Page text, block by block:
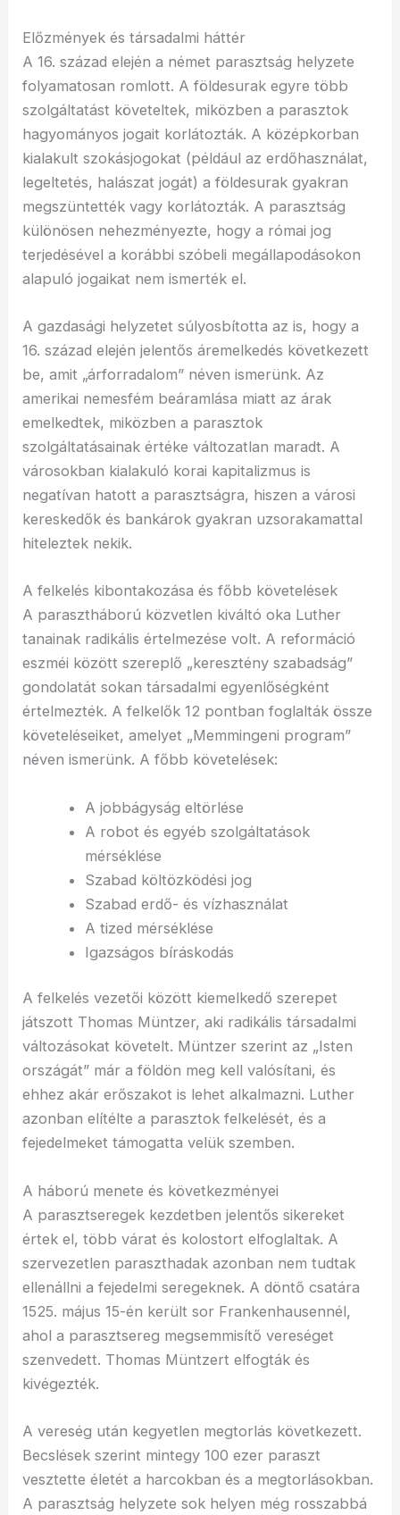
Előzmények és társadalmi háttér
A 16. század elején a német parasztság helyzete
folyamatosan romlott. A földesurak egyre több
szolgáltatást követeltek, miközben a parasztok
hagyományos jogait korlátozták. A középkorban
kialakult szokásjogokat (például az erdőhasználat,
legeltetés, halászat jogát) a földesurak gyakran
megszüntették vagy korlátozták. A parasztság
különösen nehezményezte, hogy a római jog
terjedésével a korábbi szóbeli megállapodásokon
alapuló jogaikat nem ismerték el.
A gazdasági helyzetet súlyosbította az is, hogy a
16. század elején jelentős áremelkedés következett
be, amit „árforradalom” néven ismerünk. Az
amerikai nemesfém beáramlása miatt az árak
emelkedtek, miközben a parasztok
szolgáltatásainak értéke változatlan maradt. A
városokban kialakuló korai kapitalizmus is
negatívan hatott a parasztságra, hiszen a városi
kereskedők és bankárok gyakran uzsorakamattal
hiteleztek nekik.
A felkelés kibontakozása és főbb követelések
A parasztháború közvetlen kiváltó oka Luther
tanainak radikális értelmezése volt. A reformáció
eszméi között szereplő „keresztény szabadság”
gondolatát sokan társadalmi egyenlőségként
értelmezték. A felkelők 12 pontban foglalták össze
követeléseiket, amelyet „Memmingeni program”
néven ismerünk. A főbb követelések:
A jobbágyság eltörlése
A robot és egyéb szolgáltatások
mérséklése
Szabad költözködési jog
Szabad erdő- és vízhasználat
A tized mérséklése
Igazságos bíráskodás
A felkelés vezetői között kiemelkedő szerepet
játszott Thomas Müntzer, aki radikális társadalmi
változásokat követelt. Müntzer szerint az „Isten
országát” már a földön meg kell valósítani, és
ehhez akár erőszakot is lehet alkalmazni. Luther
azonban elítélte a parasztok felkelését, és a
fejedelmeket támogatta velük szemben.
A háború menete és következményei
A parasztseregek kezdetben jelentős sikereket
értek el, több várat és kolostort elfoglaltak. A
szervezetlen paraszthadak azonban nem tudtak
ellenállni a fejedelmi seregeknek. A döntő csatára
1525. május 15-én került sor Frankenhausennél,
ahol a parasztsereg megsemmisítő vereséget
szenvedett. Thomas Müntzert elfogták és
kivégezték.
A vereség után kegyetlen megtorlás következett.
Becslések szerint mintegy 100 ezer paraszt
vesztette életét a harcokban és a megtorlásokban.
A parasztság helyzete sok helyen még rosszabbá